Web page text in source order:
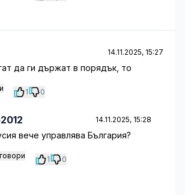
14.11.2025, 15:27
да ги държат в порядък, то
1 0
14.11.2025, 15:28
вече управлява България?
1 0